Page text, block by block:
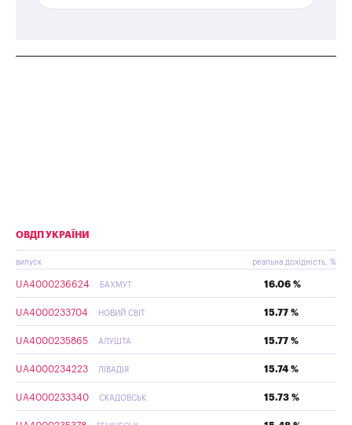
ОВДП УКРАЇНИ
випуск реальна дохідність, %
UA4000236624 БАХМУТ 16.06 %
UA4000233704 НОВИЙ СВІТ 15.77 %
UA4000235865 АЛУШТА 15.77 %
UA4000234223 ЛІВАДІЯ 15.74 %
UA4000233340 СКАДОВСЬК 15.73 %